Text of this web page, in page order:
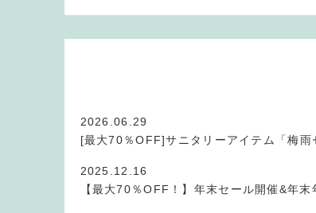
2026.06.29
[最大70％OFF]サニタリーアイテム「梅雨
2025.12.16
【最大70％OFF！】年末セール開催&年